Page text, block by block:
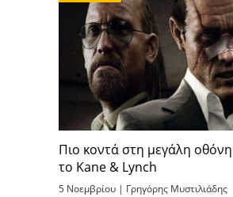
Πιο κοντά στη μεγάλη
το Kane & Lynch
5 Νοεμβρίου | Γρηγόρης Μυστιλιάδης